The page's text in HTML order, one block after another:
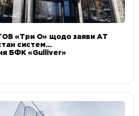
ТОВ «Три О» щодо заяви АТ
систем
БФК «Gulliver»